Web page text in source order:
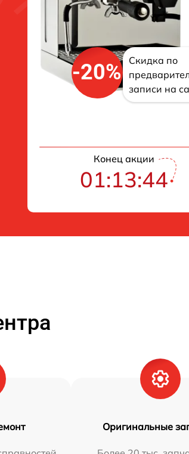
-20%
Скидка по
записи на
Конец акции
01:13:43
Оригинальные